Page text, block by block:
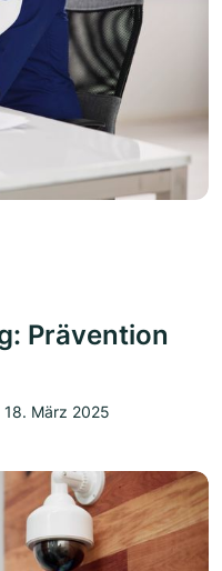
Prävention
18. März 2025